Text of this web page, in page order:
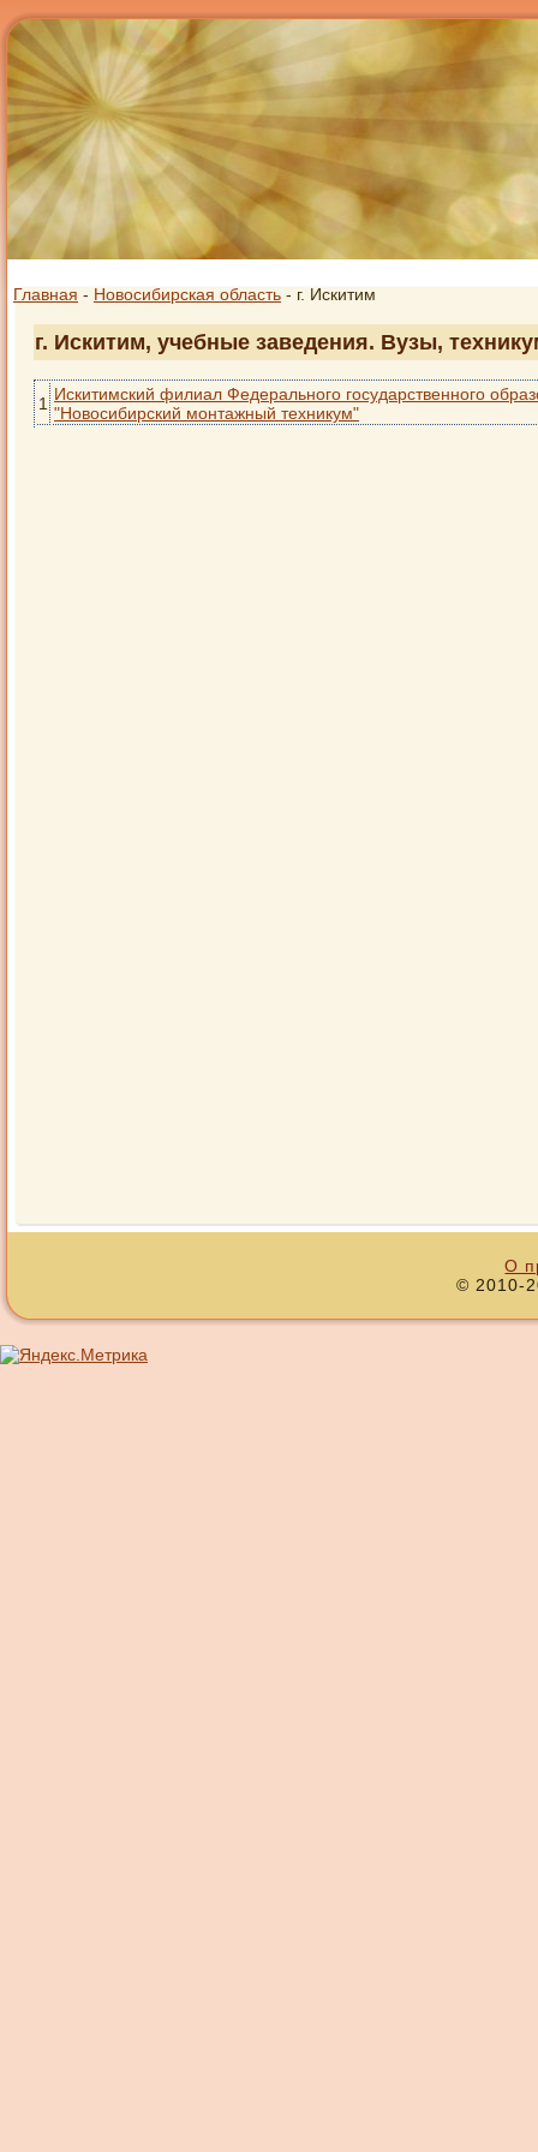
Главная - Новосибирская область - г. Искитим
г. Искитим, учебные заведения. Вузы,
1 Искитимский филиал Федерального государственного
"Новосибирский монтажный техникум"
О
© 2010-